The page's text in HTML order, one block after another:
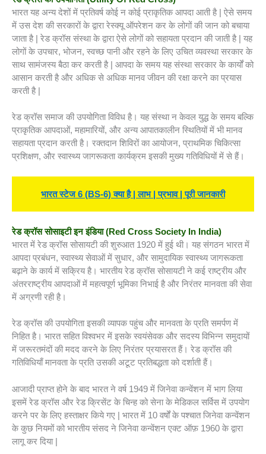
भारत यह अन्य देशों में प्रतिवर्ष कोई न कोई प्राकृतिक आपदा आती है | ऐसे समय
में उस देश की सरकारों के द्वारा रेस्क्यू ऑपरेशन कर के लोगों की जान को बचाया
जाता है | रेड क्रॉस संस्था के द्वारा ऐसे लोगों को सहायता प्रदान की जाती है | यह
लोगों के उपचार, भोजन, स्वच्छ पानी और रहने के लिए उचित व्यवस्था सरकार के
साथ सामंजस्य बैठा कर करती है | आपदा के समय यह संस्था सरकार के कार्यों को
आसान करती है और अधिक से अधिक मानव जीवन की रक्षा करने का प्रयास
करती है |
रेड क्रॉस समाज की उपयोगिता विविध है। यह संस्था न केवल युद्ध के समय बल्कि
प्राकृतिक आपदाओं, महामारियों, और अन्य आपातकालीन स्थितियों में भी मानव
सहायता प्रदान करती है। रक्तदान शिविरों का आयोजन, प्राथमिक चिकित्सा
प्रशिक्षण, और स्वास्थ्य जागरूकता कार्यक्रम इसकी मुख्य गतिविधियों में से हैं।
भारत स्टेज6 (BS-6) क्या है | लाभ | प्रभाव | पूरी जानकारी
रेड क्रॉस सोसाइटी इन इंडिया (Red Cross Society In India)
भारत में रेड क्रॉस सोसायटी की शुरुआत 1920 में हुई थी। यह संगठन भारत में
आपदा प्रबंधन, स्वास्थ्य सेवाओं में सुधार, और सामुदायिक स्वास्थ्य जागरूकता
बढ़ाने के कार्य में सक्रिय है। भारतीय रेड क्रॉस सोसायटी ने कई राष्ट्रीय और
अंतरराष्ट्रीय आपदाओं में महत्वपूर्ण भूमिका निभाई है और निरंतर मानवता की सेवा
में अग्रणी रही है।
रेड क्रॉस की उपयोगिता इसकी व्यापक पहुंच और मानवता के प्रति समर्पण में
निहित है। भारत सहित विश्वभर में इसके स्वयंसेवक और सदस्य विभिन्न समुदायों
में जरूरतमंदों की मदद करने के लिए निरंतर प्रयासरत हैं। रेड क्रॉस की
गतिविधियाँ मानवता के प्रति उसकी अटूट प्रतिबद्धता को दर्शाती हैं।
आजादी प्राप्त होने के बाद भारत ने वर्ष 1949 में जिनेवा कन्वेंशन में भाग लिया
इसमें रेड क्रॉस और रेड क्रिसेंट के चिन्ह को सेना के मेडिकल सर्विस में उपयोग
करने पर के लिए हस्ताक्षर किये गए | भारत में 10 वर्षों के पश्चात जिनेवा कन्वेंशन
के कुछ नियमों को भारतीय संसद ने जिनेवा कन्वेंशन एक्ट ऑफ़ 1960 के द्वारा
लागू कर दिया |